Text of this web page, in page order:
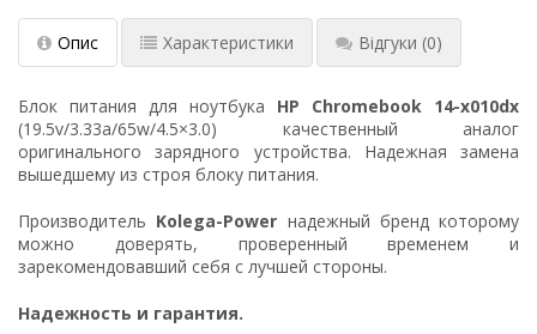
Опис Характеристики Відгуки (0)
Блок питания для ноутбука HP Chromebook 14-x010dx
(19.5v/3.33a/65w/4.5×3.0) качественный аналог
оригинального зарядного устройства. Надежная замена
вышедшему из строя блоку питания.
Производитель Kolega-Power надежный бренд которому
можно доверять, проверенный временем и
зарекомендовавший себя с лучшей стороны.
Надежность и гарантия.